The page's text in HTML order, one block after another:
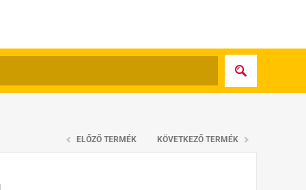
ELŐZŐ TERMÉK KÖVETKEZŐ TERMÉK